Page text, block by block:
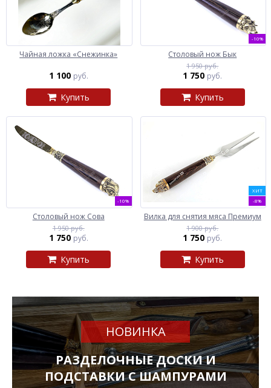
Чайная ложка «Снежинка»
1 100 руб.
Купить
-10%
Столовый нож Бык
1 950 руб.
1 750 руб.
Купить
-10%
Столовый нож Сова
1 950 руб.
1 750 руб.
Купить
ХИТ
-8%
Вилка для снятия мяса Премиум
1 900 руб.
1 750 руб.
Купить
НОВИНКА
РАЗДЕЛОЧНЫЕ ДОСКИ И
ПОДСТАВКИ С ШАМПУРАМИ